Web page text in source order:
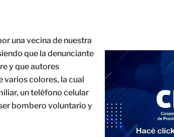
una vecina de nuestra
que la denunciante
y que autores
varios colores, la cual
un teléfono celular
bombero voluntario y